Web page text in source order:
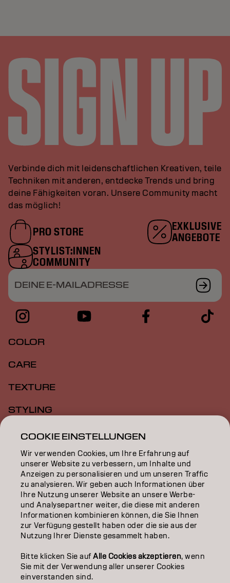
Verbinde dich mit leidenschaftlichen Kreativen, teile
Techniken mit anderen, entdecke Trends und bring
deine Fähigkeiten voran. Unsere Community macht
das möglich!
PRO STORE
EXKLUSIVE
ANGEBOTE
STYLIST:INNEN
COMMUNITY
DEINE E-MAILADRESSE
COLOR
CARE
TEXTURE
STYLING
INSPIRATION
EDUCATION
ÜBER
SALON FINDER
PARTNER WERDEN
COOKIE EINSTELLUNGEN
Wir verwenden Cookies, um Ihre Erfahrung auf
unserer Website zu verbessern, um Inhalte und
Anzeigen zu personalisieren und um unseren Traffic
zu analysieren. Wir geben auch Informationen über
Ihre Nutzung unserer Website an unsere Werbe-
und Analysepartner weiter, die diese mit anderen
Informationen kombinieren können, die Sie Ihnen
zur Verfügung gestellt haben oder die sie aus der
Nutzung Ihrer Dienste gesammelt haben.
Bitte klicken Sie aufAlle Cookies akzeptieren, wenn
Sie mit der Verwendung aller unserer Cookies
einverstanden sind.